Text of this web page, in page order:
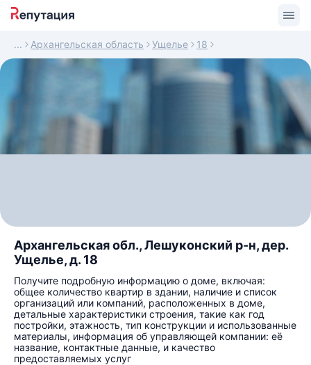
Архангельская область Ущелье 18
Архангельская обл., Лешуконский р-н, дер.
Ущелье, д. 18
Получите подробную информацию о доме, включая:
общее количество квартир в здании, наличие и список
организаций или компаний, расположенных в доме,
детальные характеристики строения, такие как год
постройки, этажность, тип конструкции и использованные
материалы, информация об управляющей компании: её
название, контактные данные, и качество
предоставляемых услуг